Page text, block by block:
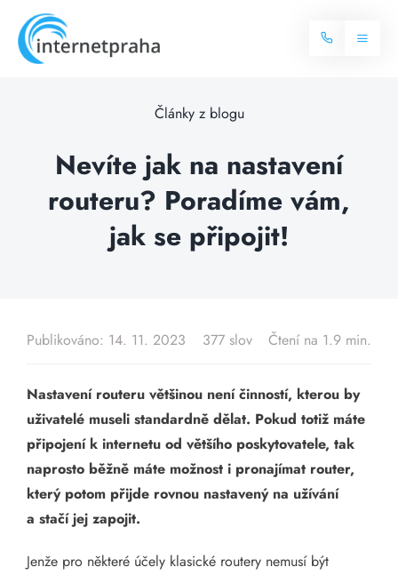
content
Toggle
Balíčky internetu
Více o internetu
Televize
Dostupnost
Články z blogu
Nevíte jak na nastavení
routeru? Poradíme vám,
jak se připojit!
Publikováno: 14. 11. 2023 377 slov Čtení na 1.9 min.
Nastavení routeru většinou není činností, kterou by
uživatelé museli standardně dělat. Pokud totiž máte
připojení k internetu od většího poskytovatele, tak
naprosto běžně máte možnost i pronajímat router,
který potom přijde rovnou nastavený na užívání
a stačí jej zapojit.
Jenže pro některé účely klasické routery nemusí být